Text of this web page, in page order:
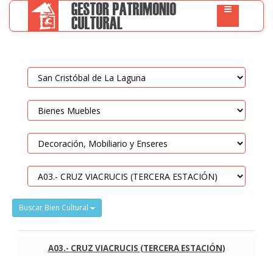
Buscar Bien Cultural
A03.- CRUZ VIACRUCIS (TERCERA ESTACIÓN)